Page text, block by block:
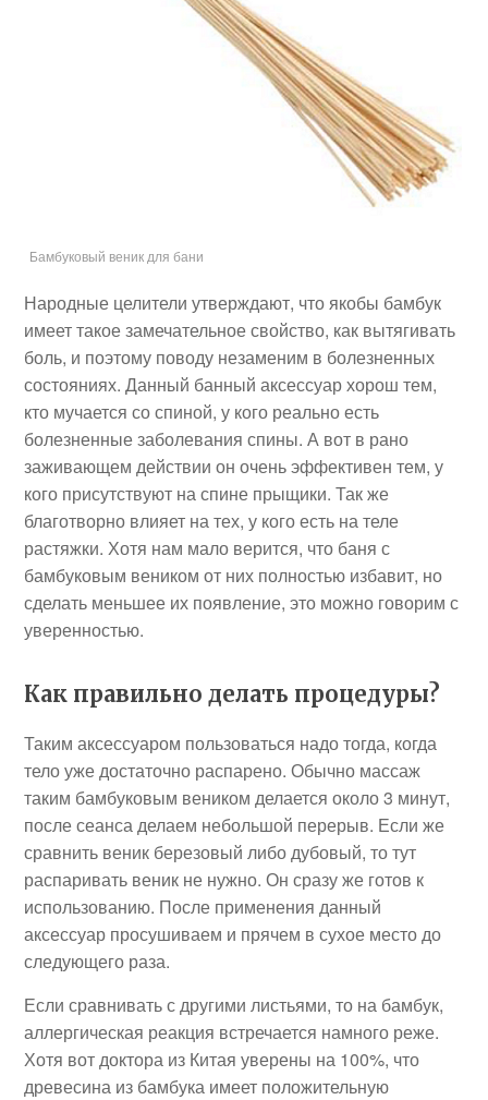
Бамбуковый веник для бани
Народные целители утверждают, что якобы бамбук
имеет такое замечательное свойство, как вытягивать
боль, и поэтому поводу незаменим в болезненных
состояниях. Данный банный аксессуар хорош тем,
кто мучается со спиной, у кого реально есть
болезненные заболевания спины. А вот в рано
заживающем действии он очень эффективен тем, у
кого присутствуют на спине прыщики. Так же
благотворно влияет на тех, у кого есть на теле
растяжки. Хотя нам мало верится, что баня с
бамбуковым веником от них полностью избавит, но
сделать меньшее их появление, это можно говорим с
уверенностью.
Как правильно делать процедуры?
Таким аксессуаром пользоваться надо тогда, когда
тело уже достаточно распарено. Обычно массаж
таким бамбуковым веником делается около 3 минут,
после сеанса делаем небольшой перерыв. Если же
сравнить веник березовый либо дубовый, то тут
распаривать веник не нужно. Он сразу же готов к
использованию. После применения данный
аксессуар просушиваем и прячем в сухое место до
следующего раза.
Если сравнивать с другими листьями, то на бамбук,
аллергическая реакция встречается намного реже.
Хотя вот доктора из Китая уверены на 100%, что
древесина из бамбука имеет положительную